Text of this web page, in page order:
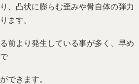
、凸状に膨らむ歪みや骨自体の弾力
ます。
前より発生している事が多く、早め
できます。